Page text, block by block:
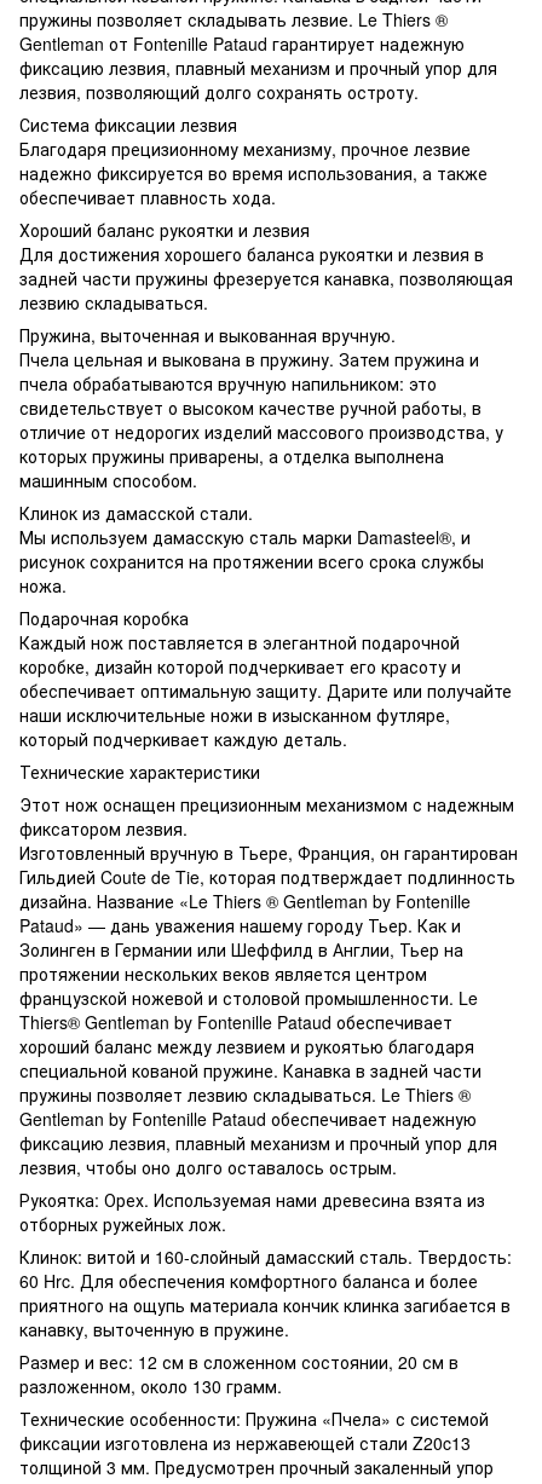
пружины позволяет складывать лезвие. Le Thiers ®
Gentleman от Fontenille Pataud гарантирует надежную
фиксацию лезвия, плавный механизм и прочный упор для
лезвия, позволяющий долго сохранять остроту.
Система фиксации лезвия
Благодаря прецизионному механизму, прочное лезвие
надежно фиксируется во время использования, а также
обеспечивает плавность хода.
Хороший баланс рукоятки и лезвия
Для достижения хорошего баланса рукоятки и лезвия в
задней части пружины фрезеруется канавка, позволяющая
лезвию складываться.
Пружина, выточенная и выкованная вручную.
Пчела цельная и выкована в пружину. Затем пружина и
пчела обрабатываются вручную напильником: это
свидетельствует о высоком качестве ручной работы, в
отличие от недорогих изделий массового производства, у
которых пружины приварены, а отделка выполнена
машинным способом.
Клинок из дамасской стали.
Мы используем дамасскую сталь марки Damasteel®, и
рисунок сохранится на протяжении всего срока службы
ножа.
Подарочная коробка
Каждый нож поставляется в элегантной подарочной
коробке, дизайн которой подчеркивает его красоту и
обеспечивает оптимальную защиту. Дарите или получайте
наши исключительные ножи в изысканном футляре,
который подчеркивает каждую деталь.
Технические характеристики
Этот нож оснащен прецизионным механизмом с надежным
фиксатором лезвия.
Изготовленный вручную в Тьере, Франция, он гарантирован
Гильдией Coute de Tie, которая подтверждает подлинность
дизайна. Название «Le Thiers ® Gentleman by Fontenille
Pataud» — дань уважения нашему городу Тьер. Как и
Золинген в Германии или Шеффилд в Англии, Тьер на
протяжении нескольких веков является центром
французской ножевой и столовой промышленности. Le
Thiers® Gentleman by Fontenille Pataud обеспечивает
хороший баланс между лезвием и рукоятью благодаря
специальной кованой пружине. Канавка в задней части
пружины позволяет лезвию складываться. Le Thiers ®
Gentleman by Fontenille Pataud обеспечивает надежную
фиксацию лезвия, плавный механизм и прочный упор для
лезвия, чтобы оно долго оставалось острым.
Рукоятка: Орех. Используемая нами древесина взята из
отборных ружейных лож.
Клинок: витой и 160-слойный дамасский сталь. Твердость:
60 Hrc. Для обеспечения комфортного баланса и более
приятного на ощупь материала кончик клинка загибается в
канавку, выточенную в пружине.
Размер и вес: 12 см в сложенном состоянии, 20 см в
разложенном, около 130 грамм.
Технические особенности: Пружина «Пчела» с системой
фиксации изготовлена ​​из нержавеющей стали Z20c13
толщиной 3 мм. Предусмотрен прочный закаленный упор